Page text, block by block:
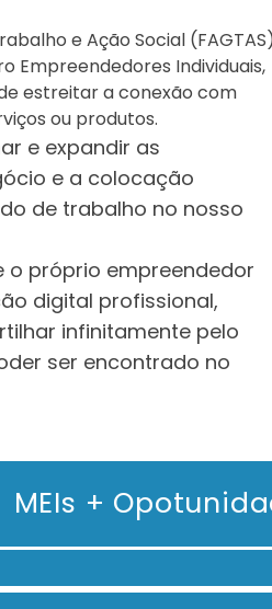
e Ação Social (FAGTAS)
Empreendedores Individuais,
estreitar a conexão com
ou produtos.
e expandir as
e a colocação
de trabalho no nosso
o próprio empreendedor
digital profissional,
infinitamente pelo
ser encontrado no
MEIs +